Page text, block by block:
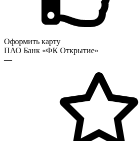
Оформить карту
ПАО Банк «ФК Открытие»
—